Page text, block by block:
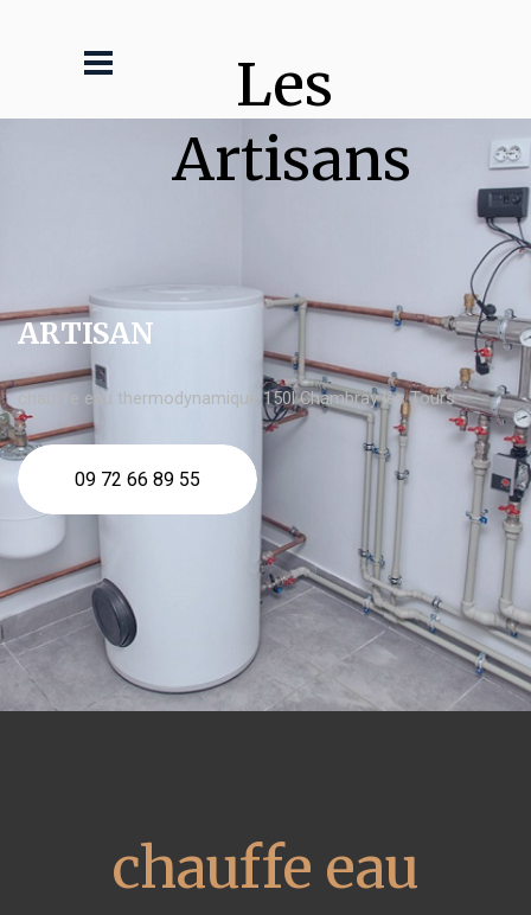
Les
Artisans
ARTISAN
chauffe eau thermodynamique 150l Chambray lès Tours
09 72 66 89 55
chauffe eau